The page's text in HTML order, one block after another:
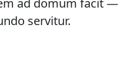
ad domum facit —
servitur.